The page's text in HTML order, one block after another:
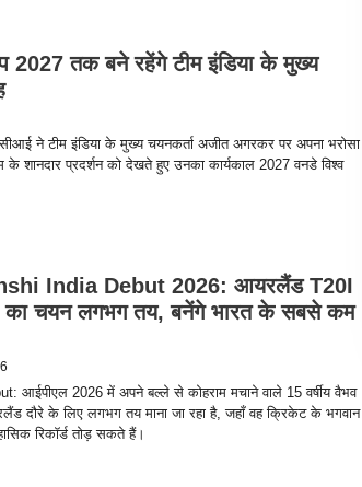
तक बने रहेंगे टीम इंडिया के मुख्य
ने टीम इंडिया के मुख्य चयनकर्ता अजीत अगरकर पर अपना भरोसा
के शानदार प्रदर्शन को देखते हुए उनका कार्यकाल 2027 वनडे विश्व
India Debut 2026: आयरलैंड T20I
का चयन लगभग तय, बनेंगे भारत के सबसे कम
आईपीएल 2026 में अपने बल्ले से कोहराम मचाने वाले 15 वर्षीय वैभव
दौरे के लिए लगभग तय माना जा रहा है, जहाँ वह क्रिकेट के भगवान
रिकॉर्ड तोड़ सकते हैं।